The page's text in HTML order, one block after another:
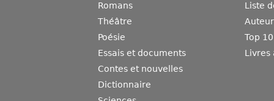
Romans
Théâtre
Poésie
Essais et documents
Contes et nouvelles
Dictionnaire
Liste
Top
Livres